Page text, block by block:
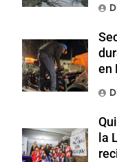
en
la